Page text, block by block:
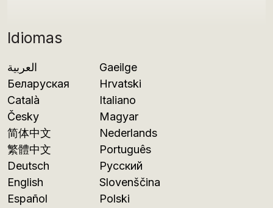
Idiomas
العربية
Беларуская
Català
Česky
简体中文
繁體中文
Deutsch
English
Español
Gaeilge
Hrvatski
Italiano
Magyar
Nederlands
Português
Русский
Slovenščina
Polski